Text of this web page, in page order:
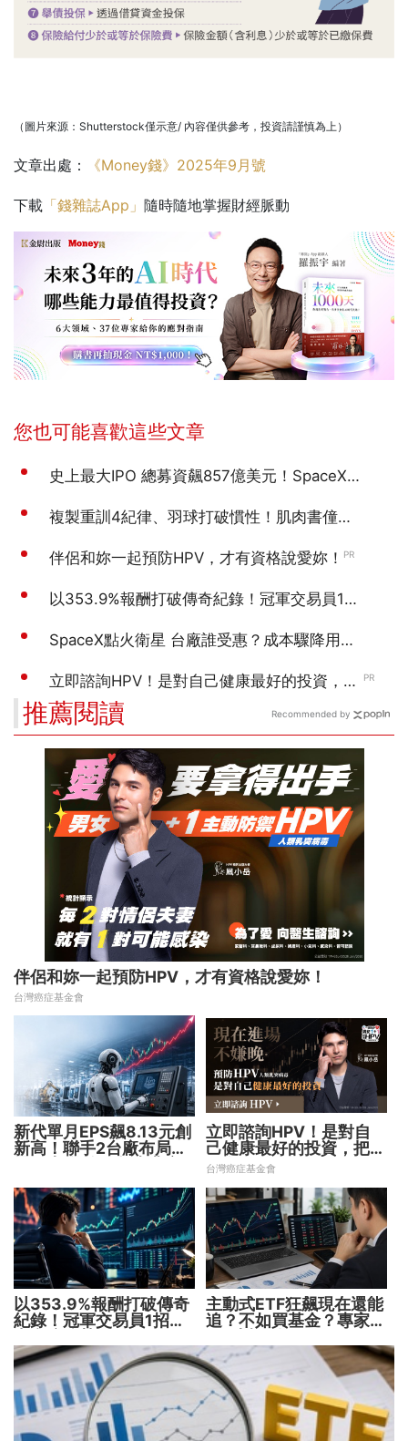
（圖片來源：Shutterstock僅示意/ 內容僅供參考，投資請謹慎為上）
文章出處： 《Money錢》2025年9月號
下載 「錢雜誌App」 隨時隨地掌握財經脈動
推薦閱讀
伴侶和妳一起預防HPV，才有資格說愛妳！
台灣癌症基金會
新代單月EPS飆8.13元創
新高！聯手2台廠布局機
立即諮詢HPV！是對自
己健康最好的投資，把握
現在不嫌晚！
台灣癌症基金會
以353.9%報酬打破傳奇
紀錄！冠軍交易員1招抓
主動式ETF狂飆現在還能
追？不如買基金？專家親
Recommended by